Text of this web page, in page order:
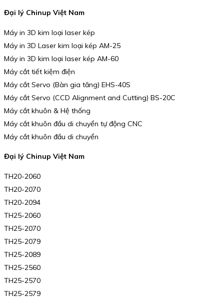
Đại lý Chinup Việt Nam
Máy in 3D kim loại laser kép
Máy in 3D Laser kim loại kép AM-25
Máy in 3D kim loại laser kép AM-60
Máy cắt tiết kiệm điện
Máy cắt Servo (Bàn gia tăng) EHS-40S
Máy cắt Servo (CCD Alignment and Cutting) BS-20C
Máy cắt khuôn & Hệ thống
Máy cắt khuôn đầu di chuyển tự động CNC
Máy cắt khuôn đầu di chuyển
Đại lý Chinup Việt Nam
TH20-2060
TH20-2070
TH20-2094
TH25-2060
TH25-2070
TH25-2079
TH25-2089
TH25-2560
TH25-2570
TH25-2579